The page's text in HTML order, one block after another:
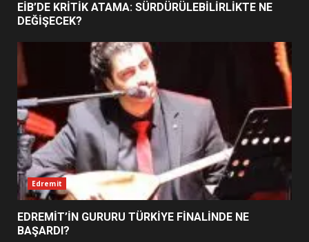
EİB’DE KRİTİK ATAMA: SÜRDÜRÜLEBİLİRLİKTE NE
DEĞİŞECEK?
Edremit
EDREMİT’İN GURURU TÜRKİYE FİNALİNDE NE
BAŞARDI?